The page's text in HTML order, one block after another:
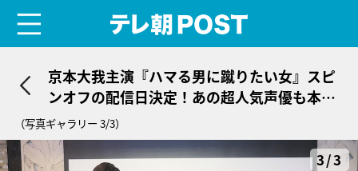
京本大我主演『ハマる男に蹴りたい女』スピ
ンオフの配信日決定！あの超人気声優も本人
役で登場
（写真ギャラリー 3/3）
3/3